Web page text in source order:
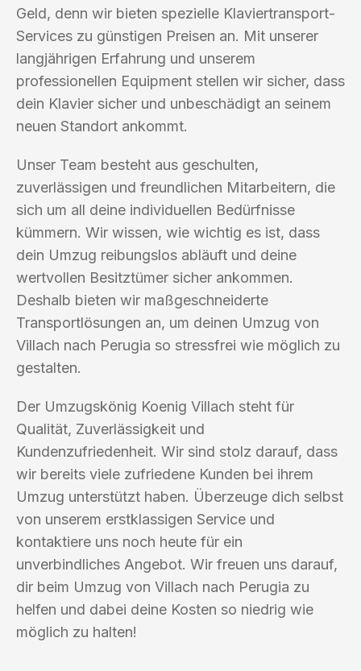
Geld, denn wir bieten spezielle Klaviertransport-
Services zu günstigen Preisen an. Mit unserer
langjährigen Erfahrung und unserem
professionellen Equipment stellen wir sicher, dass
dein Klavier sicher und unbeschädigt an seinem
neuen Standort ankommt.
Unser Team besteht aus geschulten,
zuverlässigen und freundlichen Mitarbeitern, die
sich um all deine individuellen Bedürfnisse
kümmern. Wir wissen, wie wichtig es ist, dass
dein Umzug reibungslos abläuft und deine
wertvollen Besitztümer sicher ankommen.
Deshalb bieten wir maßgeschneiderte
Transportlösungen an, um deinen Umzug von
Villach nach Perugia so stressfrei wie möglich zu
gestalten.
Der Umzugskönig Koenig Villach steht für
Qualität, Zuverlässigkeit und
Kundenzufriedenheit. Wir sind stolz darauf, dass
wir bereits viele zufriedene Kunden bei ihrem
Umzug unterstützt haben. Überzeuge dich selbst
von unserem erstklassigen Service und
kontaktiere uns noch heute für ein
unverbindliches Angebot. Wir freuen uns darauf,
dir beim Umzug von Villach nach Perugia zu
helfen und dabei deine Kosten so niedrig wie
möglich zu halten!